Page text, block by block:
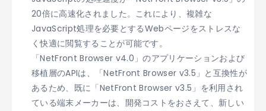
20倍に高速化されました。これにより、複雑な
JavaScript処理を必要とするWebページをストレスな
く快適に閲覧することが可能です。
「NetFront Browser v4.0」のアプリケーションおよび
移植層のAPIは、「NetFront Browser v3.5」と互換性が
あるため、既に「NetFront Browser v3.5」を利用され
ている端末メーカーは、開発コストをおさえて、新しい